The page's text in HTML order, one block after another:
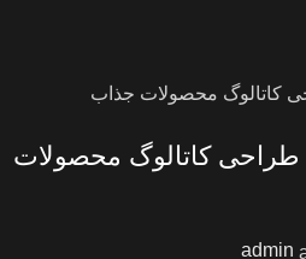
طراحی کاتالوگ محصولات
admin